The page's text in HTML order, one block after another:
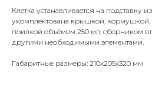
Клетка устанавливается на подставку
укомплектована крышкой,
поилкой объёмом 250 мл, сборником
другими необходимыми элементами.
Габаритные размеры: 210x205x320 мм